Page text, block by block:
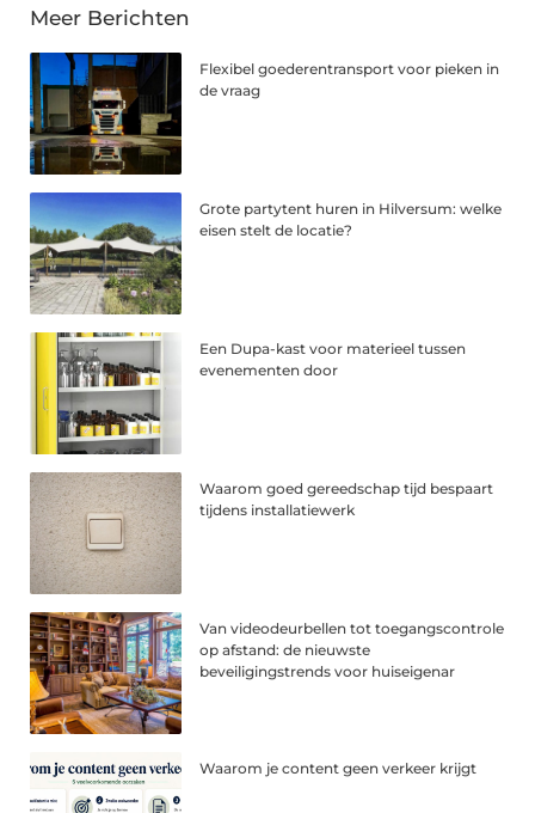
Meer Berichten
Flexibel goederentransport voor pieken in
de vraag
Grote partytent huren in Hilversum: welke
eisen stelt de locatie?
Een Dupa-kast voor materieel tussen
evenementen door
Waarom goed gereedschap tijd bespaart
tijdens installatiewerk
Van videodeurbellen tot toegangscontrole
op afstand: de nieuwste
beveiligingstrends voor huiseigenar
Waarom je content geen verkeer krijgt